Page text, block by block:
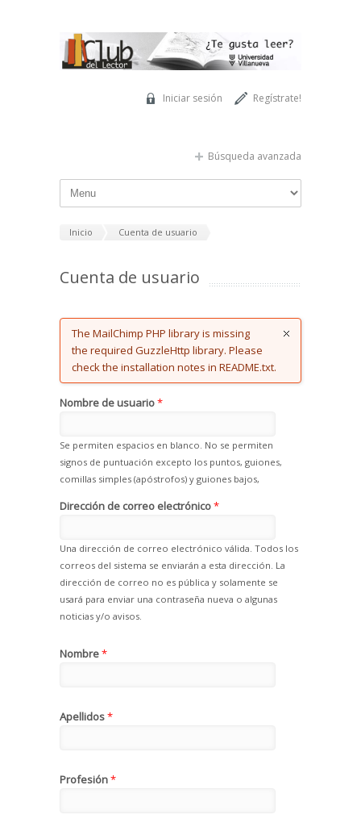
Regístrate!
Iniciar sesión
Búsqueda avanzada
Inicio Cuenta de usuario
Cuenta de usuario
Error message
The MailChimp PHP library is missing
the required GuzzleHttp library. Please
check the installation notes in README.txt.
Nombre de usuario*
Se permiten espacios en blanco. No se permiten
signos de puntuación excepto los puntos, guiones,
comillas simples (apóstrofos) y guiones bajos,
Dirección de correo electrónico*
Una dirección de correo electrónico válida. Todos los
correos del sistema se enviarán a esta dirección. La
dirección de correo no es pública y solamente se
usará para enviar una contraseña nueva o algunas
noticias y/o avisos.
Nombre*
Apellidos*
Profesión*